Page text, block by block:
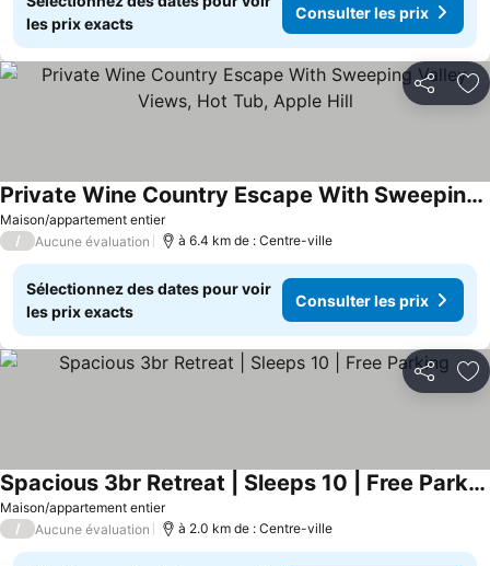
les prix exacts
Consulter les prix
Partager
Maison/appartement entier
Private Wine Country Escape With Sweeping Valley Views, Hot Tub, Apple Hill
Consulter les prix
/ Aucune évaluation à 6.4 km de : Centre-ville
Sélectionnez des dates pour voir
les prix exacts
Consulter les prix
Partager
Maison/appartement entier
Spacious 3br Retreat | Sleeps 10 | Free Parking
Consulter les prix
/ Aucune évaluation à 2.0 km de : Centre-ville